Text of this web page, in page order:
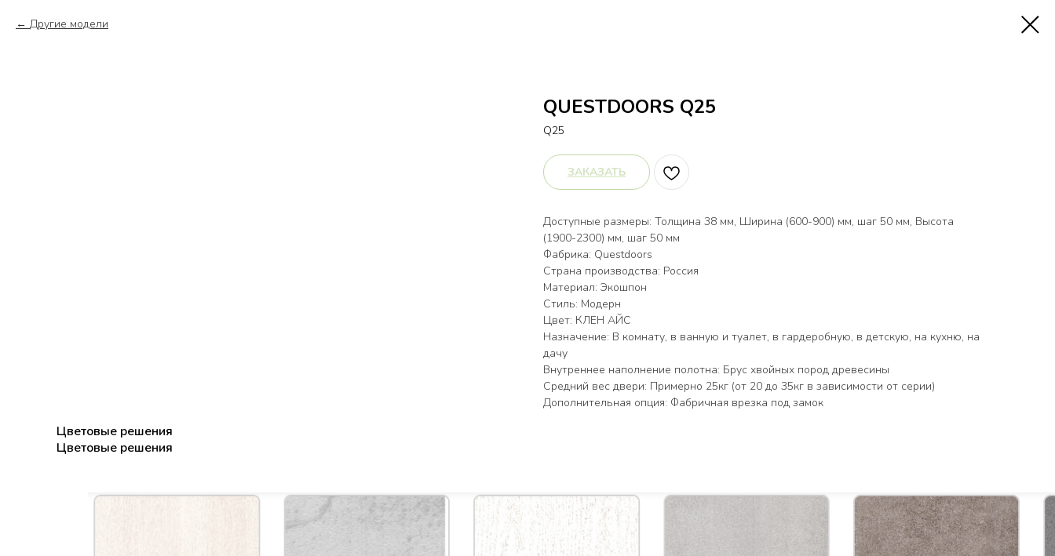
Другие модели
QUESTDOORS Q25
Q25
ЗАКАЗАТЬ
Доступные размеры: Толщина 38 мм, Ширина (600-900) мм, шаг 50 мм, Высота
(1900-2300) мм, шаг 50 мм
Фабрика: Questdoors
Страна производства: Россия
Материал: Экошпон
Стиль: Модерн
Цвет: КЛЕН АЙС
Назначение: В комнату, в ванную и туалет, в гардеробную, в детскую, на кухню, на
дачу
Внутреннее наполнение полотна: Брус хвойных пород древесины
Средний вес двери: Примерно 25кг (от 20 до 35кг в зависимости от серии)
Дополнительная опция: Фабричная врезка под замок
Цветовые решения
Цветовые решения